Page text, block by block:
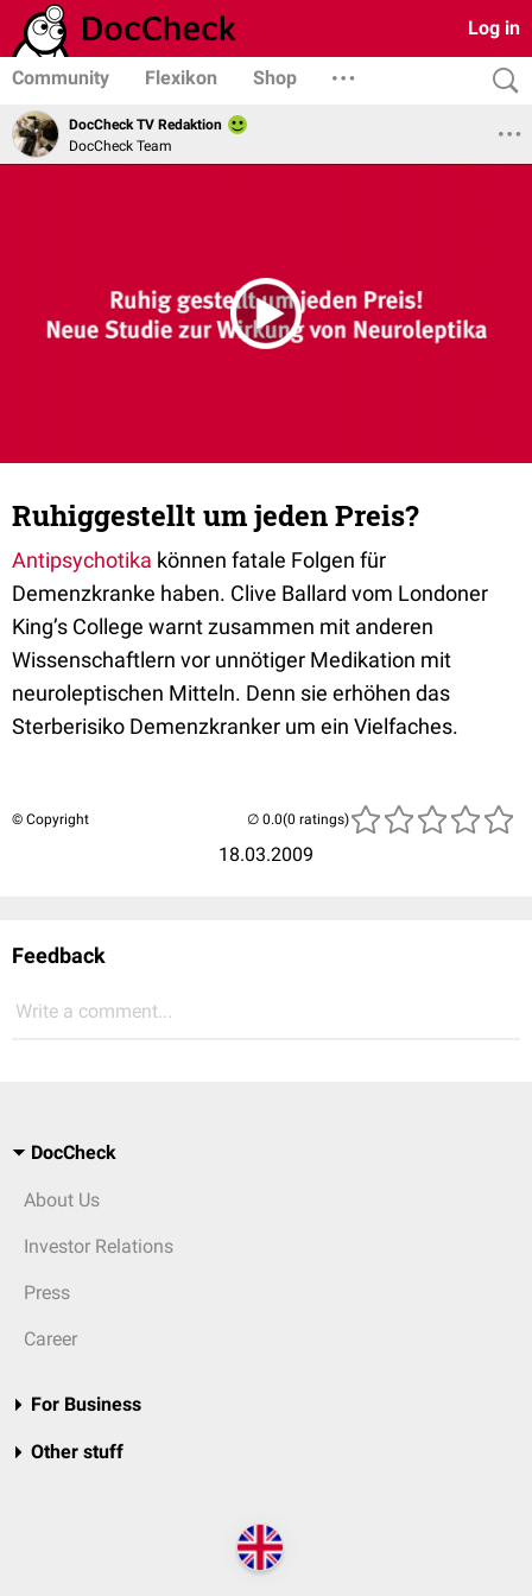
Log in
Community Flexikon Shop
DocCheck TV Redaktion
DocCheck Team
Ruhiggestellt um jeden Preis?
Antipsychotika können fatale Folgen für
Demenzkranke haben. Clive Ballard vom Londoner
King’s College warnt zusammen mit anderen
Wissenschaftlern vor unnötiger Medikation mit
neuroleptischen Mitteln. Denn sie erhöhen das
Sterberisiko Demenzkranker um ein Vielfaches.
© Copyright
18.03.2009
(0 ratings)
Feedback
Write a comment...
DocCheck
About Us
Investor Relations
Press
Career
For Business
Other stuff